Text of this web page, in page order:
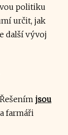
politiku
určit, jak
další vývoj
jsou
farmáři